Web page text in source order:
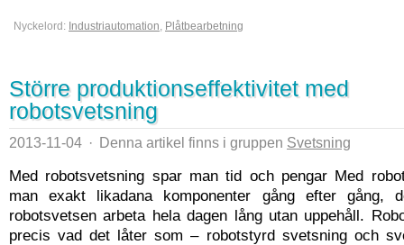
Nyckelord: Industriautomation, Plåtbearbetning
Större produktionseffektivitet med
robotsvetsning
2013-11-04 · Denna artikel finns i gruppen Svetsning
Med robotsvetsning spar man tid och pengar Med
man exakt likadana komponenter gång efter gång,
robotsvetsen arbeta hela dagen lång utan uppehåll.
precis vad det låter som – robotstyrd svetsning och